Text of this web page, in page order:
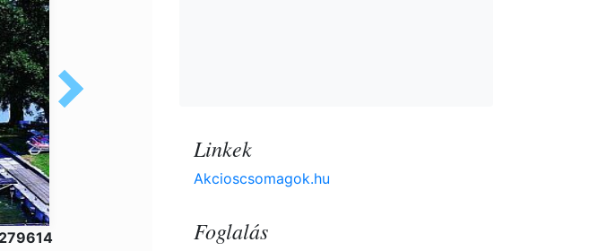
Linkek
Akcioscsomagok.hu
Foglalás